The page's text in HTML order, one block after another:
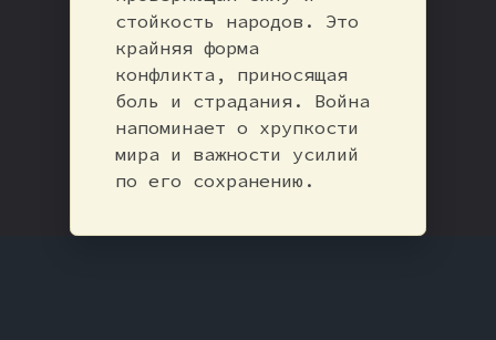
стойкость народов. Это
крайняя форма
конфликта, приносящая
боль и страдания. Война
напоминает о хрупкости
мира и важности усилий
по его сохранению.